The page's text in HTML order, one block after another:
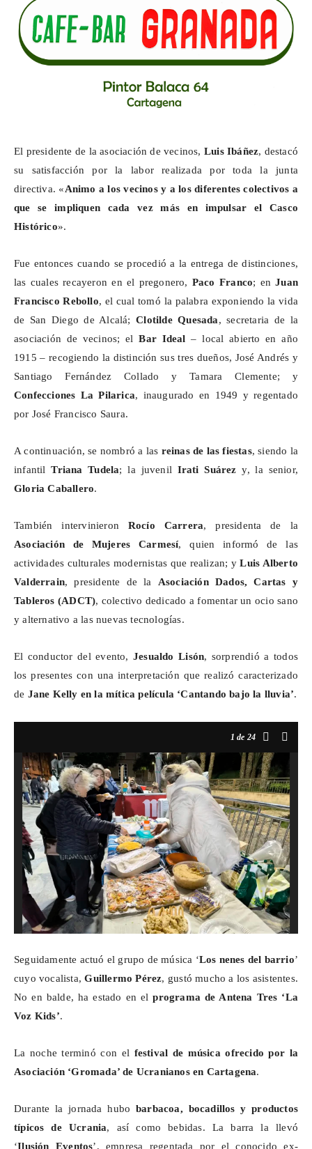
El presidente de la asociación de vecinos, Luis Ibáñez, destacó
su satisfacción por la labor realizada por toda la junta
directiva. «Animo a los vecinos y a los diferentes colectivos a
que se impliquen cada vez más en impulsar el Casco
Histórico».
Fue entonces cuando se procedió a la entrega de distinciones,
las cuales recayeron en el pregonero, Paco Franco; enJuan
Francisco Rebollo, el cual tomó la palabra exponiendo la vida
de San Diego de Alcalá;Clotilde Quesada, secretaria de la
asociación de vecinos; elBar Ideal – local abierto en año
1915 – recogiendo la distinción sus tres dueños, José Andrés y
Santiago Fernández Collado y Tamara Clemente; y
Confecciones La Pilarica, inaugurado en 1949 y regentado
por José Francisco Saura.
A continuación, se nombró a las reinas de las fiestas, siendo la
infantilTriana Tudela; la juvenil Irati Suárez y,la senior,
Gloria Caballero.
También intervinieron Rocío Carrera, presidenta de la
Asociación de Mujeres Carmesí, quien informó de las
actividades culturales modernistas que realizan; yLuis Alberto
Valderrain, presidente de la Asociación Dados, Cartas y
Tableros (ADCT), colectivo dedicado a fomentar un ocio sano
y alternativo a las nuevas tecnologías.
El conductor del evento,Jesualdo Lisón, sorprendió a todos
los presentes con una interpretación que realizó caracterizado
de Jane Kelly en la mítica película ‘Cantando bajo la lluvia’.
1 de 24
Seguidamente actuó el grupo de música ‘Los nenes del barrio’
cuyo vocalista,Guillermo Pérez, gustó mucho a los asistentes.
No en balde, ha estado en elprograma de Antena Tres ‘La
Voz Kids’.
La noche terminó con el festival de música ofrecido por la
Asociación ‘Gromada’ de Ucranianos en Cartagena.
Durante la jornada hubo barbacoa, bocadillos y productos
típicos de Ucrania, así como bebidas. La barra la llevó
‘Ilusión Eventos’, empresa regentada por el conocidoex-